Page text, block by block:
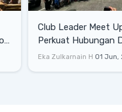
Club Leader Meet
Perkuat Hubungan
Dengan Komunitas
Eka Zulkarnain H 01 Jun,